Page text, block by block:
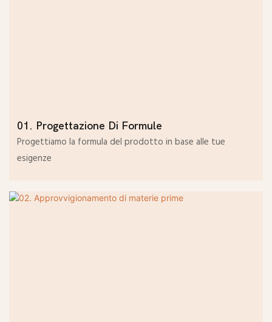
01. Progettazione Di Formule
Progettiamo la formula del prodotto in base alle tue
esigenze